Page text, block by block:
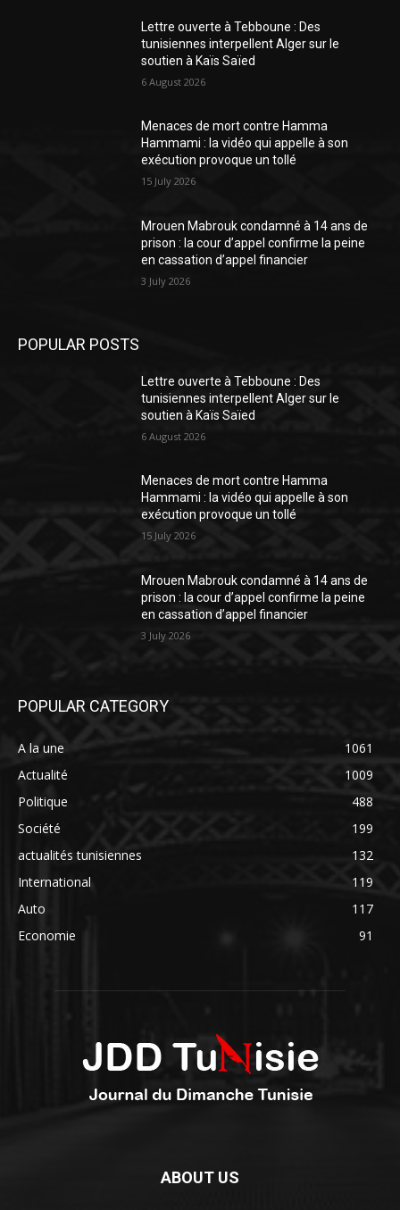
Lettre ouverte à Tebboune : Des
tunisiennes interpellent Alger sur le
soutien à Kaïs Saïed
6 August 2026
Menaces de mort contre Hamma
Hammami : la vidéo qui appelle à son
exécution provoque un tollé
15 July 2026
Mrouen Mabrouk condamné à 14 ans de
prison : la cour d’appel confirme la peine
en cassation d’appel financier
3 July 2026
POPULAR POSTS
Lettre ouverte à Tebboune : Des
tunisiennes interpellent Alger sur le
soutien à Kaïs Saïed
6 August 2026
Menaces de mort contre Hamma
Hammami : la vidéo qui appelle à son
exécution provoque un tollé
15 July 2026
Mrouen Mabrouk condamné à 14 ans de
prison : la cour d’appel confirme la peine
en cassation d’appel financier
3 July 2026
POPULAR CATEGORY
A la une
1061
Actualité
1009
Politique
488
Société
199
actualités tunisiennes
132
International
119
Auto
117
Economie
91
ABOUT US